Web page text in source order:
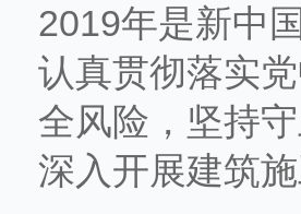
2019年是新中
认真贯彻落实
全风险，坚持
深入开展建筑